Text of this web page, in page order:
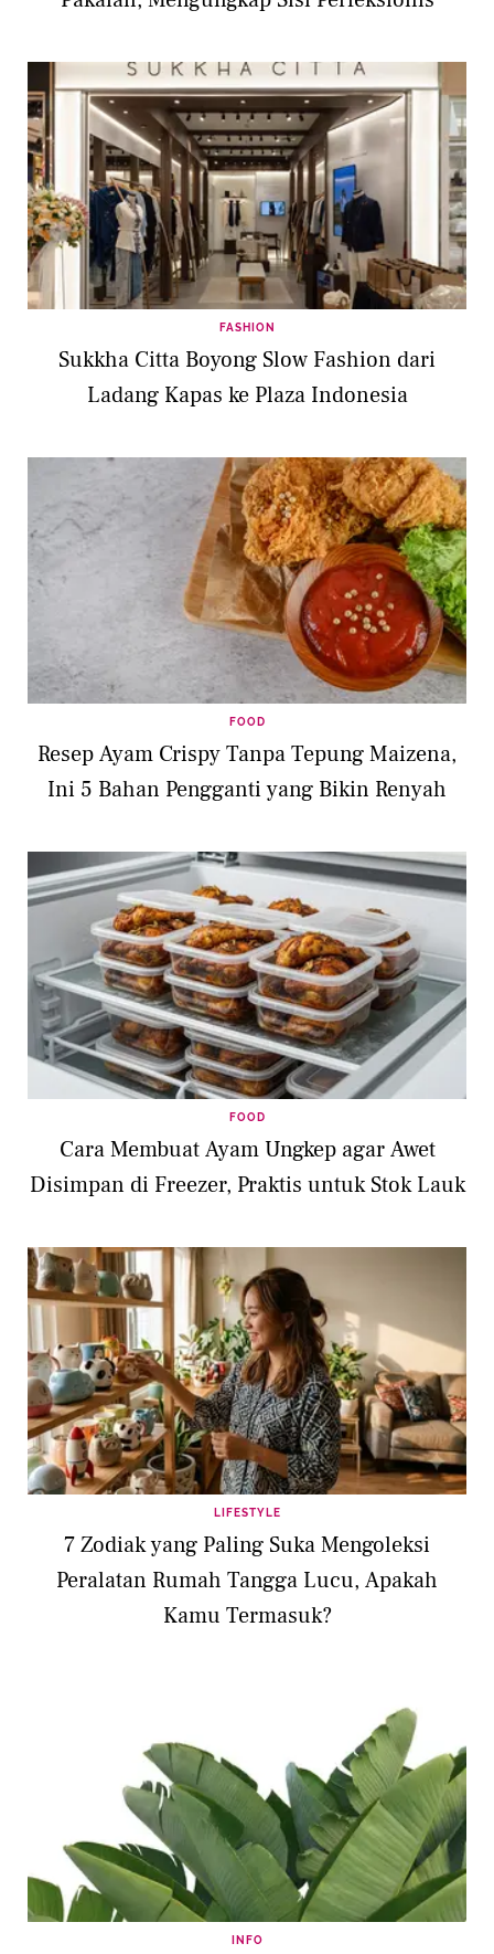
FASHION
Sukkha Citta Boyong Slow Fashion dari
Ladang Kapas ke Plaza Indonesia
FOOD
Resep Ayam Crispy Tanpa Tepung Maizena,
Ini 5 Bahan Pengganti yang Bikin Renyah
FOOD
Cara Membuat Ayam Ungkep agar Awet
Disimpan di Freezer, Praktis untuk Stok Lauk
LIFESTYLE
7 Zodiak yang Paling Suka Mengoleksi
Peralatan Rumah Tangga Lucu, Apakah
Kamu Termasuk?
INFO